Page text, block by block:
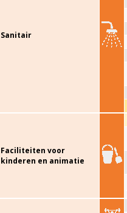
Sanitair
Faciliteiten voor
kinderen en animatie